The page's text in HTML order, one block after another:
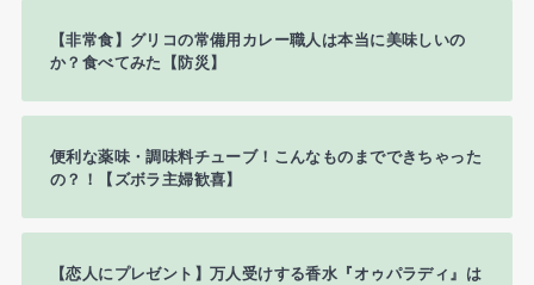
【非常食】グリコの常備用カレー職人は本当に美味しいの
か？食べてみた【防災】
便利な薬味・調味料チューブ！こんなものまでできちゃった
の？！【ズボラ主婦歓喜】
【恋人にプレゼント】万人受けする香水『オゥパラディ』は